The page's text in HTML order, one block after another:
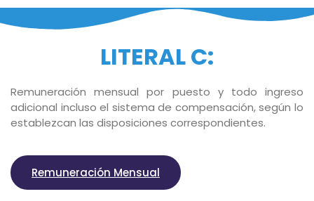
LITERAL C:
Remuneración mensual por puesto y todo ingreso
adicional incluso el sistema de compensación, según lo
establezcan las disposiciones correspondientes.
Remuneración Mensual